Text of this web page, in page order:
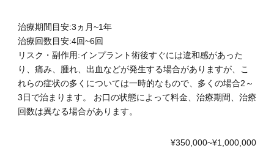
治療期間目安:3ヵ月~1年
治療回数目安:4回~6回
リスク・副作用:インプラント術後すぐには違和感があった
り、痛み、腫れ、出血などが発生する場合がありますが、こ
れらの症状の多くについては一時的なもので、多くの場合2～
3日で治まります。
お口の状態によって料金、治療期間、治療
回数は異なる場合があります。
¥350,000~¥1,000,000